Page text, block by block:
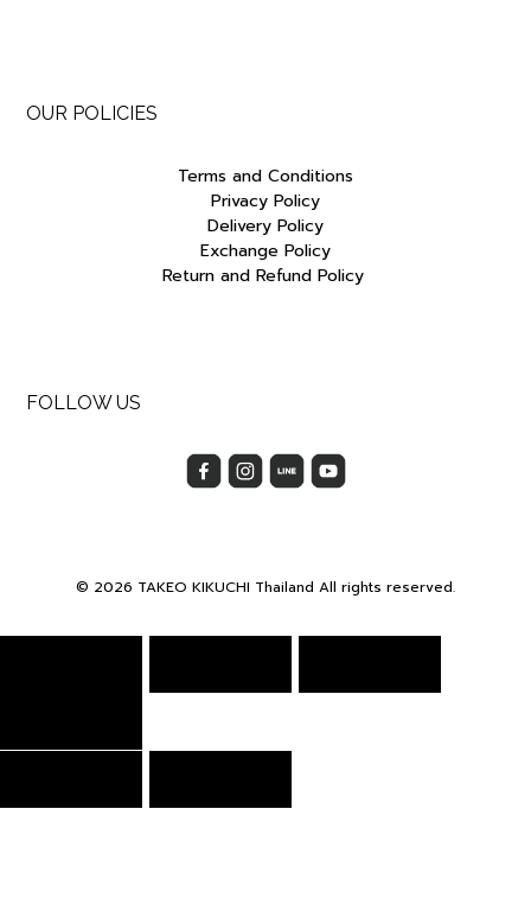
OUR POLICIES
Terms and Conditions
Privacy Policy
Delivery Policy
Exchange Policy
Return and Refund Policy
FOLLOW US
© 2026 TAKEO KIKUCHI Thailand All rights reserved.